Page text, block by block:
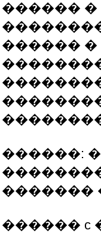
������
������
������:
�������
������ c